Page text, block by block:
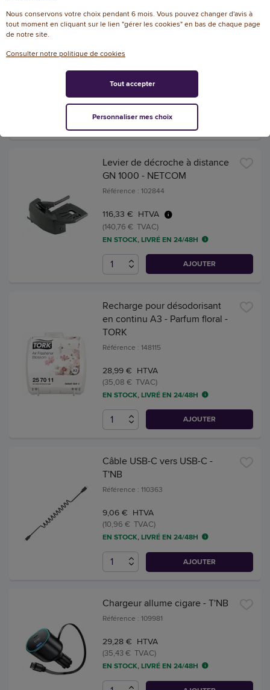
8,54 € HTVA
(10,33 € TVAC)
DÉLAI 24 HEURES NON GARANTI
Levier de décroche à distance
GN 1000 - NETCOM
Référence : 102844
116,33 € HTVA
(140,76 € TVAC)
EN STOCK, LIVRÉ EN 24/48H
AJOUTER
Recharge pour désodorisant
en continu A3 - Parfum floral -
TORK
Référence : 148115
28,99 € HTVA
(35,08 € TVAC)
EN STOCK, LIVRÉ EN 24/48H
AJOUTER
Câble USB-C vers USB-C -
T'NB
Référence : 110363
9,06 € HTVA
(10,96 € TVAC)
EN STOCK, LIVRÉ EN 24/48H
AJOUTER
Chargeur allume cigare - T'NB
Référence : 109981
29,28 € HTVA
(35,43 € TVAC)
EN STOCK, LIVRÉ EN 24/48H
Nous conservons votre choix pendant 6 mois. Vous pouvez changer d'avis à
tout moment en cliquant sur le lien "gérer les cookies" en bas de chaque page
de notre site.
Consulter notre politique de cookies
Personnaliser mes choix
Tout accepter